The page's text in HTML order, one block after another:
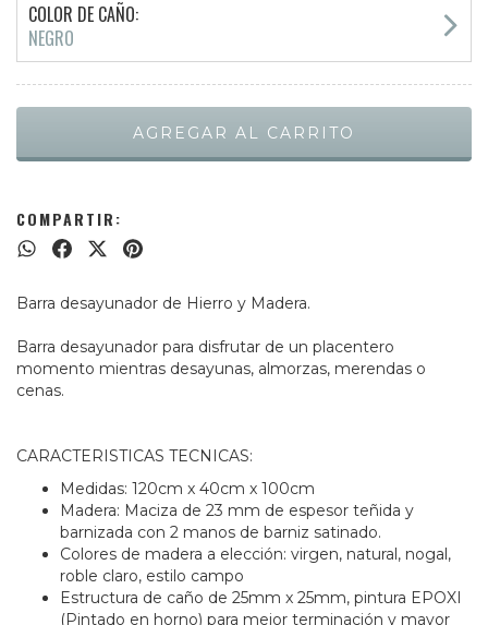
COLOR DE CAÑO:
NEGRO
COMPARTIR:
Barra desayunador de Hierro y Madera.
Barra desayunador para disfrutar de un placentero
momento mientras desayunas, almorzas, merendas o
cenas.
CARACTERISTICAS TECNICAS:
Medidas: 120cm x 40cm x 100cm
Madera: Maciza de 23 mm de espesor teñida y
barnizada con 2 manos de barniz satinado.
Colores de madera a elección: virgen, natural, nogal,
roble claro, estilo campo
Estructura de caño de 25mm x 25mm, pintura EPOXI
(Pintado en horno) para mejor terminación y mayor